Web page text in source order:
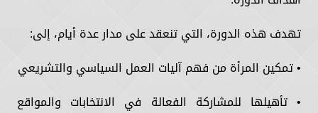
تهدف هذه الدورة، التي تنعقد على مدار عدة أيام، إلى:
• تمكين المرأة من فهم آليات العمل السياسي والتشريعي
• تأهيلها للمشاركة الفعالة في الانتخابات والمواقع